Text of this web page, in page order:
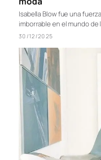
Isabella Blow fue una
imborrable en el mundo
30/12/2025